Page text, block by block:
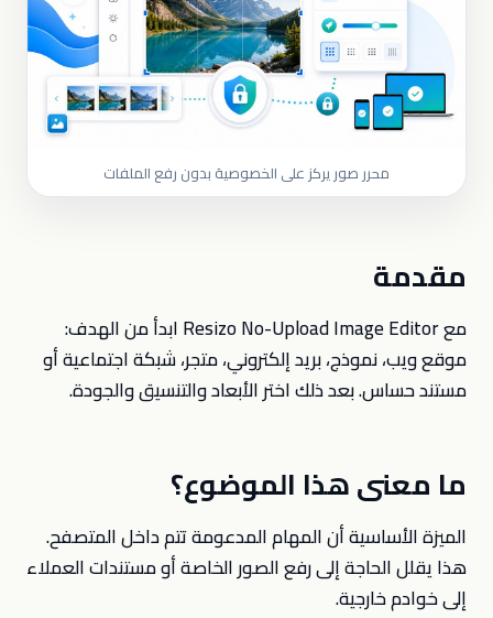
محرر صور يركز على الخصوصية بدون رفع الملفات
مقدمة
مع Resizo No-Upload Image Editor ابدأ من الهدف:
موقع ويب، نموذج، بريد إلكتروني، متجر، شبكة اجتماعية أو
مستند حساس. بعد ذلك اختر الأبعاد والتنسيق والجودة.
ما معنى هذا الموضوع؟
الميزة الأساسية أن المهام المدعومة تتم داخل المتصفح.
هذا يقلل الحاجة إلى رفع الصور الخاصة أو مستندات العملاء
إلى خوادم خارجية.